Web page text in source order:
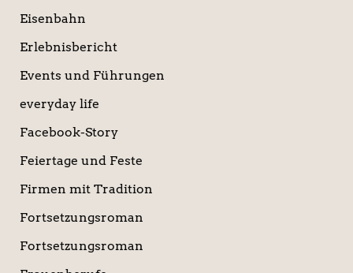
Eisenbahn
Erlebnisbericht
Events und Führungen
everyday life
Facebook-Story
Feiertage und Feste
Firmen mit Tradition
Fortsetzungsroman
Fortsetzungsroman